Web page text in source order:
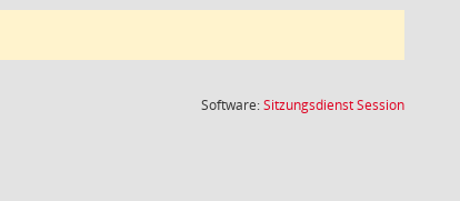
Software:SitzungsdienstSession(Wird in